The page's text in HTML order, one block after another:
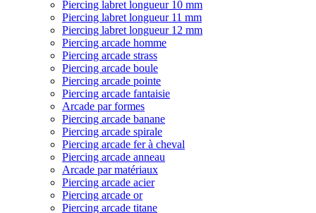
Piercing labret longueur 10 mm
Piercing labret longueur 11 mm
Piercing labret longueur 12 mm
Piercing arcade homme
Piercing arcade strass
Piercing arcade boule
Piercing arcade pointe
Piercing arcade fantaisie
Arcade par formes
Piercing arcade banane
Piercing arcade spirale
Piercing arcade fer à cheval
Piercing arcade anneau
Arcade par matériaux
Piercing arcade acier
Piercing arcade or
Piercing arcade titane